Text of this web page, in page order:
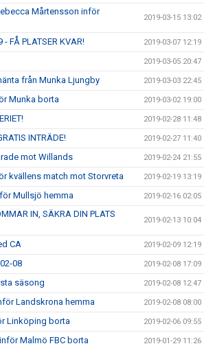
Mårtensson inför
2019-03-15 13:02
FÅ PLATSER KVAR! 2019-03-07 12:19
2019-03-05 20:47
från Munka Ljungby 2019-03-03 22:45
Munka borta 2019-03-02 19:00
2019-02-28 11:48
INTRÄDE! 2019-02-27 11:40
mot Willands 2019-02-24 21:55
kvällens match mot Storvreta 2019-02-19 13:19
Mullsjö hemma 2019-02-16 02:05
IN, SÄKRA DIN PLATS
2019-02-13 10:04
CA 2019-02-09 12:19
08 2019-02-08 17:09
säsong 2019-02-08 12:47
Landskrona hemma 2019-02-08 08:00
Linköping borta 2019-02-06 09:55
Malmö FBC borta 2019-01-29 11:26